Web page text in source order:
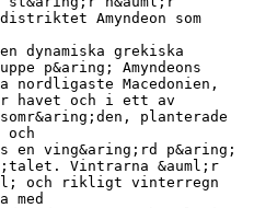
Amyndeon som
dynamiska grekiska
p&aring; Amyndeons
Macedonien,
havet och i ett av
planterade
och
en ving&aring;rd p&aring;
Vintrarna &auml;r
och rikligt vinterregn
med